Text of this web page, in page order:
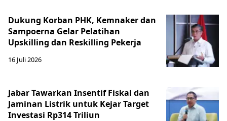
Dukung Korban PHK, Kemnaker dan
Sampoerna Gelar Pelatihan
Upskilling dan Reskilling Pekerja
16 Juli 2026
Jabar Tawarkan Insentif Fiskal dan
Jaminan Listrik untuk Kejar Target
Investasi Rp314 Triliun